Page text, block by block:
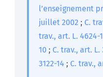
l’enseignement
juillet 2002 ; C.
trav., art. L. 4624-1
10 ; C. trav., art. L.
3122-14 ; C. trav.,